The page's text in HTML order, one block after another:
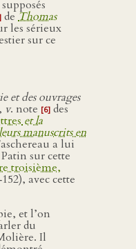
deThomas
les sérieux
sur ce
et des ouvrages
v. note [6] des
et la
manuscrits en
a lui
sur cette
troisième,
avec cette
et l’on
du
Il